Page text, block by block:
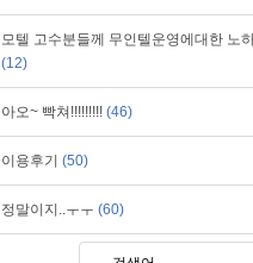
모텔 고수분들께 무인텔운영에대한 노
(12)
아오~ 빡쳐!!!!!!!!! (46)
이용후기 (50)
정말이지..ㅜㅜ (60)